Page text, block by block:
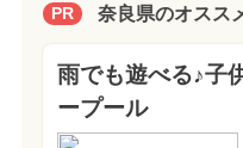
PR 奈良県のオスス
雨でも遊べる♪子
ープール